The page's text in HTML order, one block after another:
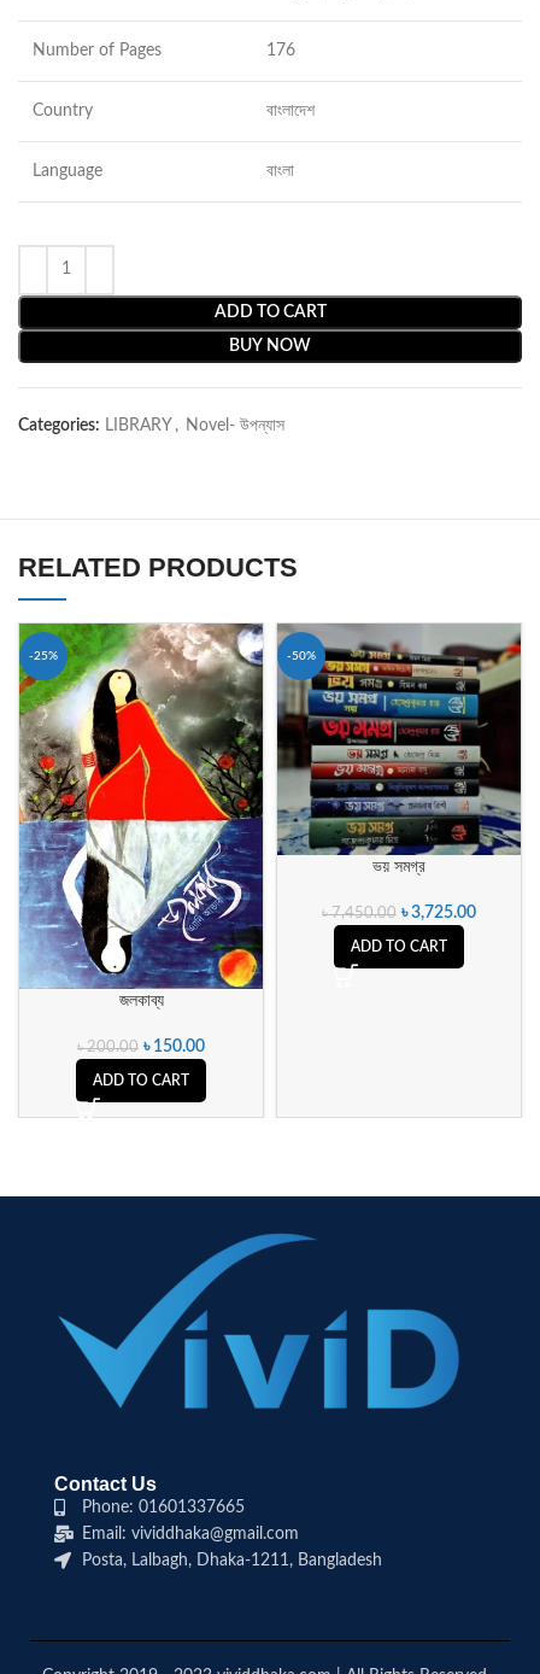
Number of Pages 176
Country বাংলাদেশ
Language বাংলা
ADD TO CART
BUY NOW
Categories: LIBRARY , Novel- উপন্যাস
RELATED PRODUCTS
-25%
জলকাব্য
৳200.00 ৳ 150.00
ADD TO CART
-50%
ভয় সমগ্র
৳7,450.00 ৳3,725.00
ADD TO CART
Contact Us
Phone: 01601337665
Email: vividdhaka@gmail.com
Posta, Lalbagh, Dhaka-1211, Bangladesh